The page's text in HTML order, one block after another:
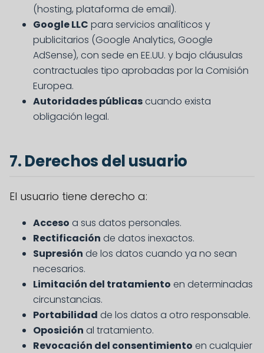
(hosting, plataforma de email).
Google LLC para servicios analíticos y
publicitarios (Google Analytics, Google
AdSense), con sede en EE.UU. y bajo cláusulas
contractuales tipo aprobadas por la Comisión
Europea.
Autoridades públicascuando exista
obligación legal.
7. Derechos del usuario
El usuario tiene derecho a:
Acceso a sus datos personales.
Rectificación de datos inexactos.
Supresión de los datos cuando ya no sean
necesarios.
Limitación del tratamiento en determinadas
circunstancias.
Portabilidad de los datos a otro responsable.
Oposición al tratamiento.
Revocación del consentimiento en cualquier